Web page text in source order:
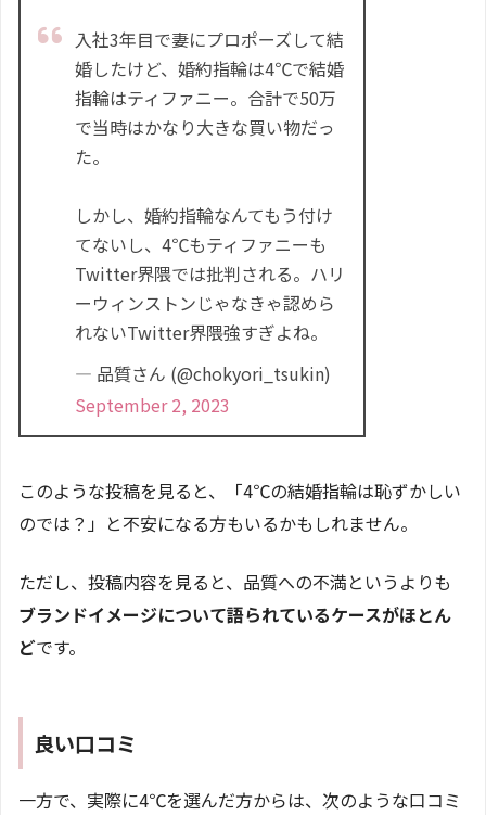
入社3年目で妻にプロポーズして結
婚したけど、婚約指輪は4℃で結婚
指輪はティファニー。合計で50万
で当時はかなり大きな買い物だっ
た。
しかし、婚約指輪なんてもう付け
てないし、4℃もティファニーも
Twitter界隈では批判される。ハリ
ーウィンストンじゃなきゃ認めら
れないTwitter界隈強すぎよね。
— 品質さん (@chokyori_tsukin)
September 2, 2023
このような投稿を見ると、「4℃の結婚指輪は恥ずかしい
のでは？」と不安になる方もいるかもしれません。
ただし、投稿内容を見ると、品質への不満というよりも
ブランドイメージについて語られているケースがほとん
どです。
良い口コミ
一方で、実際に4℃を選んだ方からは、次のような口コミ